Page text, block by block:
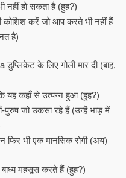
नहीं हो सकता है (हुह?)
करें जो आप करते भी नहीं हैं
है)
के लिए गोली मार दी (बाह,
यह कहाँ से उत्पन्न हुआ (हुह?)
जो उकसा रहे हैं (उन्हें भाड़ में
फिर भी एक मानसिक रोगी (अय)
बाध्य महसूस करते हैं (हुह?)